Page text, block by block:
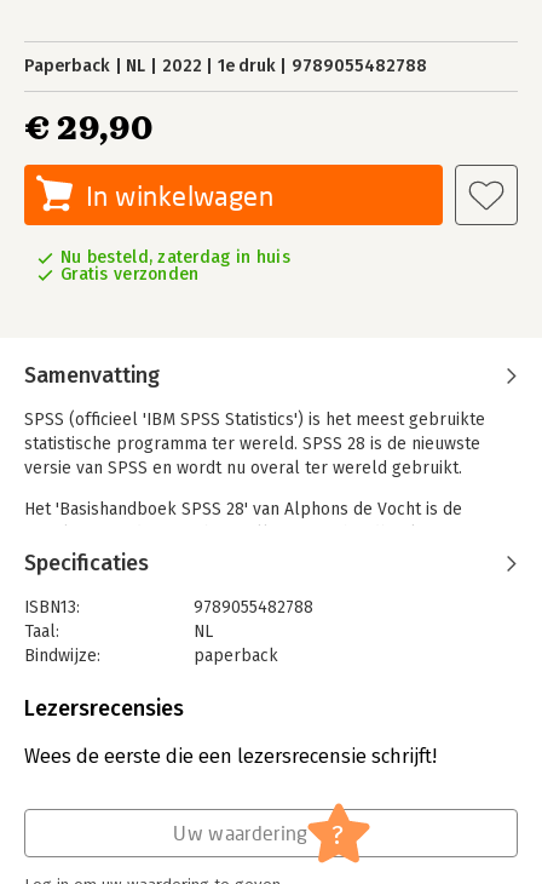
Paperback NL 2022 1e druk 9789055482788
€ 29,90
In winkelwagen
Nu besteld, zaterdag in huis
Gratis verzonden
Samenvatting
SPSS (officieel 'IBM SPSS Statistics') is het meest gebruikte
statistische programma ter wereld. SPSS 28 is de nieuwste
versie van SPSS en wordt nu overal ter wereld gebruikt.
Het 'Basishandboek SPSS 28' van Alphons de Vocht is de
'Basishandboek SPSS 26' en behandelt de relevante aspecten
van versie 28. Deze uitermate veel gebruikte en bijzonder
gunstig geprijsde boeken over SPSS hebben hun waarde in de
praktijk reeds lang bewezen.
Niet voor niets wordt het 'Basishandboek SPSS 28'
voorgeschreven op talloze opleidingen, hogescholen en
universiteiten.
Niet alleen wordt glashelder uitgelegd hoe je met SPSS 28 aan
de slag gaat om te werken met gegevensbestanden en om
wordt ingegaan op statistische kernbegrippen en de
basisprincipes van statische toetsing in de praktijk.
Specificaties
ISBN13:
9789055482788
Taal:
NL
Bindwijze:
paperback
Uitgever:
Verschijningsdatum:
22-3-2022
Computer en informatica
Lezersrecensies
Wees de eerste die een lezersrecensie schrijft!
Uw waardering ?